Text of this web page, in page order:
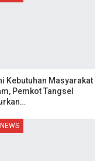
Kebutuhan Masyarakat
Pemkot Tangsel